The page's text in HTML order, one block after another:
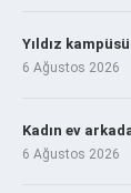
Yıldız
6 Ağustos 2026
Kadın ev
6 Ağustos 2026